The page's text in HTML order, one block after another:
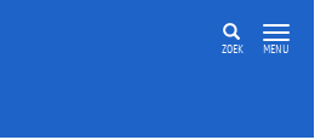
ZOEK MENU